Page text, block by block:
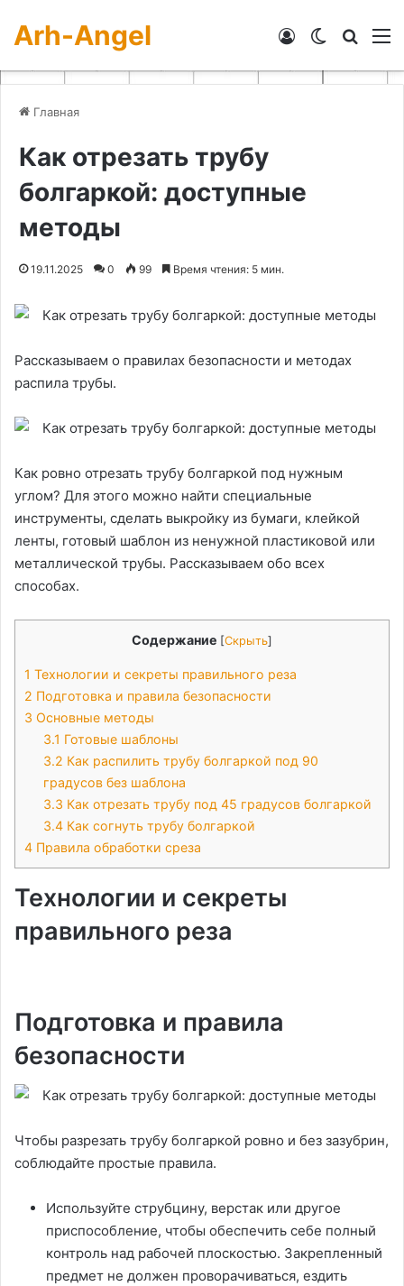
Arh-Angel Switch skin
Войти
Главная
Как отрезать трубу
болгаркой: доступные
методы
19.11.2025 0 99 Время чтения: 5 мин.
Рассказываем о правилах безопасности и методах
распила трубы.
Как ровно отрезать трубу болгаркой под нужным
углом? Для этого можно найти специальные
инструменты, сделать выкройку из бумаги, клейкой
ленты, готовый шаблон из ненужной пластиковой или
металлической трубы. Рассказываем обо всех
способах.
Содержание [Скрыть]
1 Технологии и секреты правильного реза
2 Подготовка и правила безопасности
3 Основные методы
3.1 Готовые шаблоны
3.2 Как распилить трубу болгаркой под 90
градусов без шаблона
3.3 Как отрезать трубу под 45 градусов болгаркой
3.4 Как согнуть трубу болгаркой
4 Правила обработки среза
Технологии и секреты
правильного реза
Подготовка и правила
безопасности
Чтобы разрезать трубу болгаркой ровно и без зазубрин,
соблюдайте простые правила.
Используйте струбцину, верстак или другое
приспособление, чтобы обеспечить себе полный
контроль над рабочей плоскостью. Закрепленный
предмет не должен проворачиваться, ездить